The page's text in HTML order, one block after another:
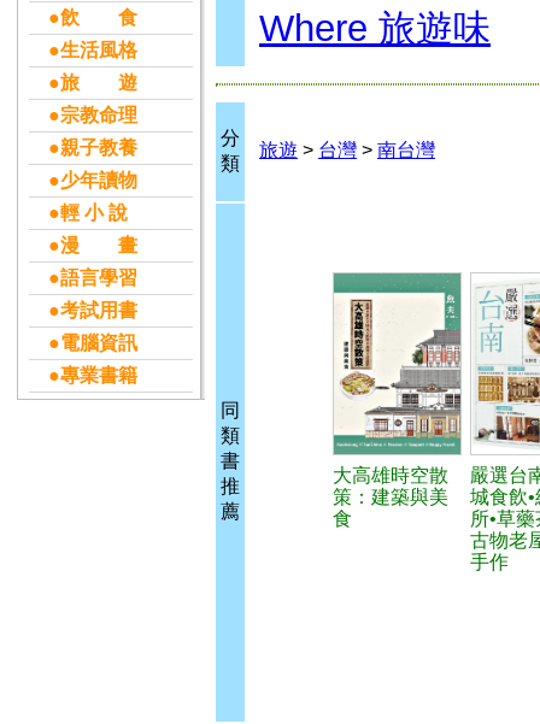
●飲 食
●生活風格
●旅 遊
●宗教命理
●親子教養
●少年讀物
●輕 小 說
●漫 畫
●語言學習
●考試用書
●電腦資訊
●專業書籍
Where 旅遊味
分
類
旅遊 > 台灣 > 南台灣
同
類
書
推
薦
大高雄時空散
策：建築與美
食
嚴選台
城食飲
所•草藥
古物老
手作